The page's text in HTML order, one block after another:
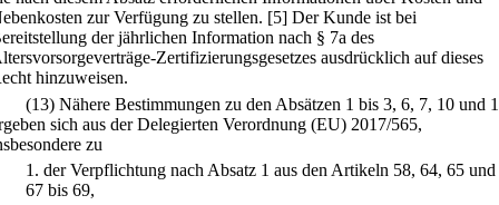
zur Verfügung zu stellen. [5] Der Kunde ist bei
der jährlichen Information nach § 7a des
Zertifizierungsgesetzes ausdrücklich auf dieses
hinzuweisen.
(13) Nähere Bestimmungen zu den Absätzen 1 bis 3, 6, 7, 10 und
sich aus der Delegierten Verordnung (EU) 2017/565,
zu
1. der Verpflichtung nach Absatz 1 aus den Artikeln 58, 64, 65 und
67 bis 69,